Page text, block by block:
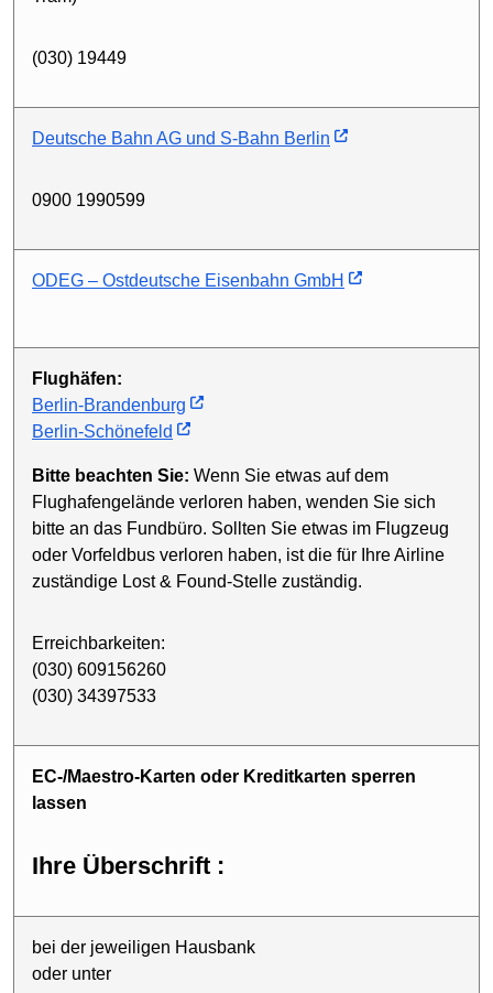
(030) 19449
Deutsche Bahn AG und S-Bahn Berlin
0900 1990599
ODEG – Ostdeutsche Eisenbahn GmbH
Flughäfen:
Berlin-Brandenburg
Berlin-Schönefeld
Bitte beachten Sie: Wenn Sie etwas auf dem
Flughafengelände verloren haben, wenden Sie sich
bitte an das Fundbüro. Sollten Sie etwas im Flugzeug
oder Vorfeldbus verloren haben, ist die für Ihre Airline
zuständige Lost & Found-Stelle zuständig.
Erreichbarkeiten:
(030) 609156260
(030) 34397533
EC-/Maestro-Karten oder Kreditkarten sperren
lassen
Ihre Überschrift :
bei der jeweiligen Hausbank
oder unter